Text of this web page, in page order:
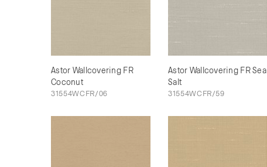
Astor Wallcovering FR
Coconut
31554WCFR/06
Astor Wallcovering FR Sea
Salt
31554WCFR/59